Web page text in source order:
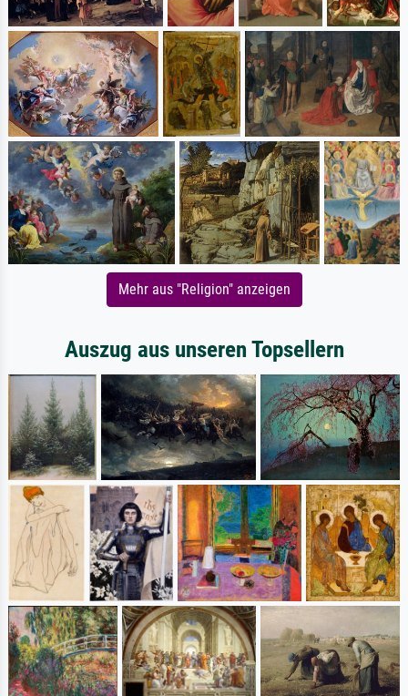
Mehr aus "Religion" anzeigen
Auszug aus unseren Topsellern